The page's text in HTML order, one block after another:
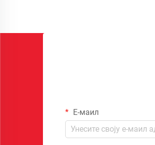
Е-маил